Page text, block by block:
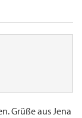
Grüße aus Jena